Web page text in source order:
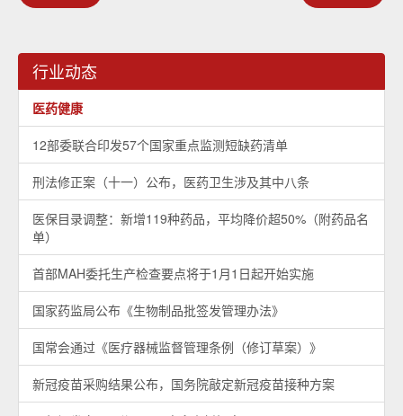
行业动态
医药健康
12部委联合印发57个国家重点监测短缺药清单
刑法修正案（十一）公布，医药卫生涉及其中八条
医保目录调整：新增119种药品，平均降价超50%（附药品名
单）
首部MAH委托生产检查要点将于1月1日起开始实施
国家药监局公布《生物制品批签发管理办法》
国常会通过《医疗器械监督管理条例（修订草案）》
新冠疫苗采购结果公布，国务院敲定新冠疫苗接种方案